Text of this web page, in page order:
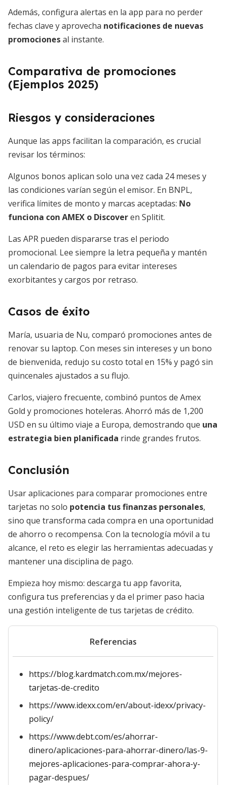
Además, configura alertas en la app para no perder
fechas clave y aprovecha notificaciones de nuevas
promocionesal instante.
Comparativa de promociones
(Ejemplos 2025)
Riesgos y consideraciones
Aunque las apps facilitan la comparación, es crucial
revisar los términos:
Algunos bonos aplican solo una vez cada 24 meses y
las condiciones varían según el emisor. En BNPL,
verifica límites de monto y marcas aceptadas: No
funciona con AMEX o Discoveren Splitit.
Las APR pueden dispararse tras el periodo
promocional. Lee siempre la letra pequeña y mantén
un calendario de pagos para evitar intereses
exorbitantes y cargos por retraso.
Casos de éxito
María, usuaria de Nu, comparó promociones antes de
renovar su laptop. Con meses sin intereses y un bono
de bienvenida, redujo su costo total en 15% y pagó sin
quincenales ajustados a su flujo.
Carlos, viajero frecuente, combinó puntos de Amex
Gold y promociones hoteleras. Ahorró más de 1,200
USD en su último viaje a Europa, demostrando que una
estrategia bien planificada rinde grandes frutos.
Conclusión
Usar aplicaciones para comparar promociones entre
tarjetas no solo potencia tus finanzas personales,
sino que transforma cada compra en una oportunidad
de ahorro o recompensa. Con la tecnología móvil a tu
alcance, el reto es elegir las herramientas adecuadas y
mantener una disciplina de pago.
Empieza hoy mismo: descarga tu app favorita,
configura tus preferencias y da el primer paso hacia
una gestión inteligente de tus tarjetas de crédito.
Referencias
https://blog.kardmatch.com.mx/mejores-
tarjetas-de-credito
https://www.idexx.com/en/about-idexx/privacy-
policy/
https://www.debt.com/es/ahorrar-
dinero/aplicaciones-para-ahorrar-dinero/las-9-
mejores-aplicaciones-para-comprar-ahora-y-
pagar-despues/